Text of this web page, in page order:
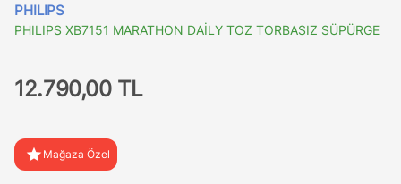
PHILIPS
PHILIPS XB7151 MARATHON DAİLY TOZ TORBASIZ SÜPÜRGE
12.790,00 TL
star Mağaza Özel